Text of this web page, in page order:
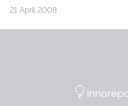
21 April 2008